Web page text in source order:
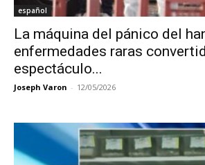
español
La máquina del pánico del
enfermedades raras
espectáculo...
Joseph Varon - 12/05/2026